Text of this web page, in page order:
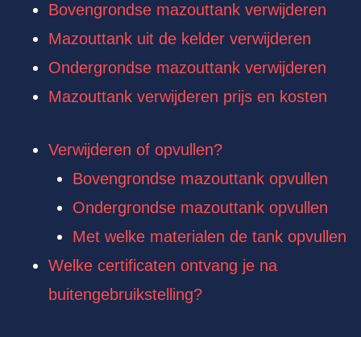
Bovengrondse mazouttank verwijderen
Mazouttank uit de kelder verwijderen
Ondergrondse mazouttank verwijderen
Mazouttank verwijderen prijs en kosten
Verwijderen of opvullen?
Bovengrondse mazouttank opvullen
Ondergrondse mazouttank opvullen
Met welke materialen de tank opvullen
Welke certificaten ontvang je na
buitengebruikstelling?